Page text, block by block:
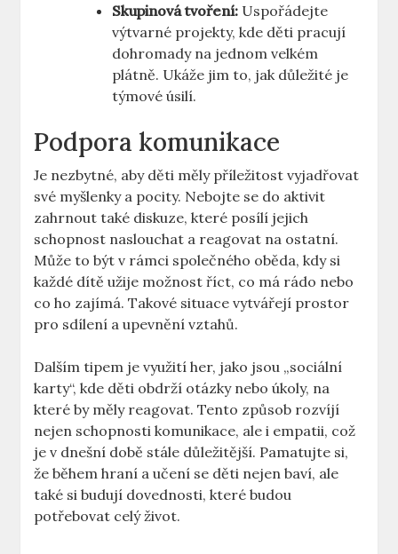
Skupinová tvoření: Uspořádejte
výtvarné projekty, kde děti pracují
dohromady na jednom velkém
plátně. Ukáže jim to, jak důležité je
týmové úsilí.
Podpora komunikace
Je nezbytné, aby děti měly příležitost vyjadřovat
své myšlenky a pocity. Nebojte se do aktivit
zahrnout také diskuze, které posílí jejich
schopnost naslouchat a reagovat na ostatní.
Může to být v rámci společného oběda, kdy si
každé dítě užije možnost říct, co má rádo nebo
co ho zajímá. Takové situace vytvářejí prostor
pro sdílení a upevnění vztahů.
Dalším tipem je využití her, jako jsou „sociální
karty“, kde děti obdrží otázky nebo úkoly, na
které by měly reagovat. Tento způsob rozvíjí
nejen schopnosti komunikace, ale i empatii, což
je v dnešní době stále důležitější. Pamatujte si,
že během hraní a učení se děti nejen baví, ale
také si budují dovednosti, které budou
potřebovat celý život.